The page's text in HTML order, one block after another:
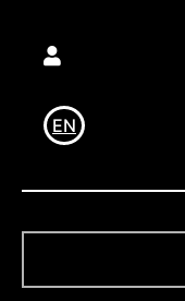
Utilisateur
EN